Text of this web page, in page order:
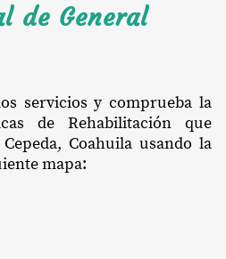
de General
servicios y comprueba la
de Rehabilitación que
Coahuila usando la
mapa: